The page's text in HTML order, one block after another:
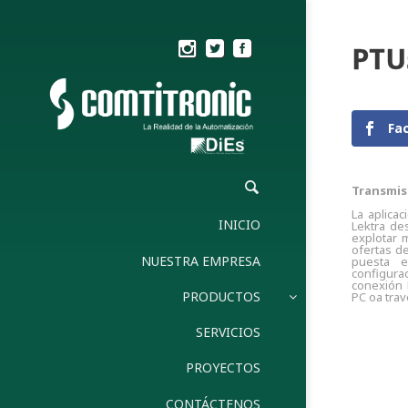
INICIO
NUESTRA EMPRESA
PRODUCTOS
SERVICIOS
PROYECTOS
CONTÁCTENOS
La
Lektra
explotar
ofertas
puesta
conexión
PC oa